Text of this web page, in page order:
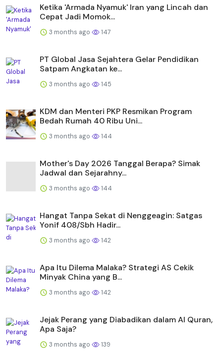
Ketika 'Armada Nyamuk' Iran yang Lincah dan
Cepat Jadi Momok...
3 months ago 147
PT Global Jasa Sejahtera Gelar Pendidikan
Satpam Angkatan ke...
3 months ago 145
KDM dan Menteri PKP Resmikan Program
Bedah Rumah 40 Ribu Uni...
3 months ago 144
Mother's Day 2026 Tanggal Berapa? Simak
Jadwal dan Sejarahny...
3 months ago 144
Hangat Tanpa Sekat di Nenggeagin: Satgas
Yonif 408/Sbh Hadir...
3 months ago 142
Apa Itu Dilema Malaka? Strategi AS Cekik
Minyak China yang B...
3 months ago 142
Jejak Perang yang Diabadikan dalam Al Quran,
Apa Saja?
3 months ago 139